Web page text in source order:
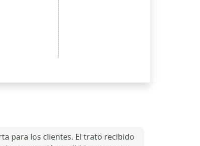
para los clientes. El trato recibido